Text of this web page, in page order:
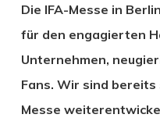
Die IFA-Messe in
für den engagierten
Unternehmen,
Fans. Wir sind
Messe